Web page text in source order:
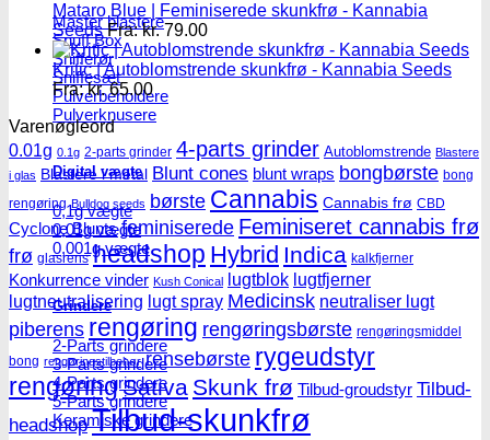
Master blastere
Snuff Box
Snifferør
Sniffesæt
Pulverbeholdere
Pulverknusere
Digital vægte
0,1g vægte
0,01g vægte
0,001g vægte
Grindere
2-Parts grindere
3-Parts grindere
4-Parts grindere
5-Parts grindere
Keramiske grindere
Mataro Blue | Feminiserede skunkfrø - Kannabia
Seeds Fra:kr.79.00
Kritic | Autoblomstrende skunkfrø - Kannabia Seeds
Fra:kr.65.00
Varenøgleord
0.01g 0.1g 2-parts grinder 4-parts grinder Autoblomstrende Blastere
i glas Blastere i metal Blunt cones blunt wraps bongbørste bong
rengøring Bulldog seeds børste Cannabis Cannabis frø CBD
Cyclone Blunts feminiserede Feminiseret cannabis frø
frø glasrens headshop Hybrid Indica kalkfjerner
Konkurrence vinder Kush Conical lugtblok lugtfjerner
lugtneutralisering lugt spray Medicinsk neutraliser lugt
piberens rengøring rengøringsbørste rengøringsmiddel
bong rengøringstilbehør rensebørste rygeudstyr
rengøringSativa Skunk frø Tilbud-groudstyr Tilbud-
headshop Tilbud-skunkfrø